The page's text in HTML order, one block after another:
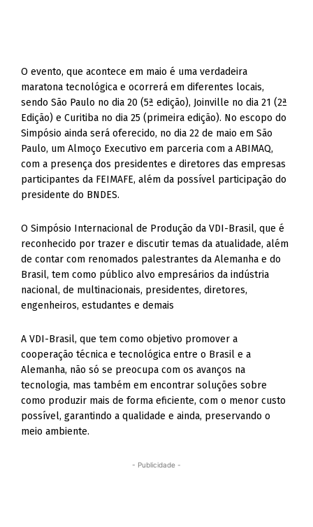
O evento, que acontece em maio é uma verdadeira
maratona tecnológica e ocorrerá em diferentes locais,
sendo São Paulo no dia 20 (5ª edição), Joinville no dia 21 (2ª
Edição) e Curitiba no dia 25 (primeira edição). No escopo do
Simpósio ainda será oferecido, no dia 22 de maio em São
Paulo, um Almoço Executivo em parceria com a ABIMAQ,
com a presença dos presidentes e diretores das empresas
participantes da FEIMAFE, além da possível participação do
presidente do BNDES.
O Simpósio Internacional de Produção da VDI-Brasil, que é
reconhecido por trazer e discutir temas da atualidade, além
de contar com renomados palestrantes da Alemanha e do
Brasil, tem como público alvo empresários da indústria
nacional, de multinacionais, presidentes, diretores,
engenheiros, estudantes e demais
A VDI-Brasil, que tem como objetivo promover a
cooperação técnica e tecnológica entre o Brasil e a
Alemanha, não só se preocupa com os avanços na
tecnologia, mas também em encontrar soluções sobre
como produzir mais de forma eficiente, com o menor custo
possível, garantindo a qualidade e ainda, preservando o
meio ambiente.
- Publicidade -